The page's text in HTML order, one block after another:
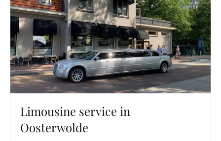
Limousine service in
Oosterwolde